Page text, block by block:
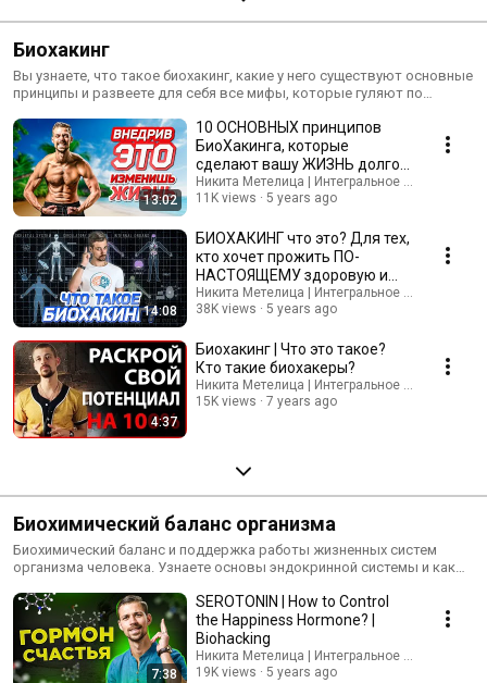
Биохакинг
Вы узнаете, что такое биохакинг, какие у него существуют основные
принципы и развеете для себя все мифы, которые гуляют по
счастливую жизнь, начните свой путь в биохакинге с этих видео.
13:02
10 ОСНОВНЫХ принципов
БиоХакинга, которые
сделают вашу ЖИЗНЬ долгой,
здоровой и энергичной
Никита Метелица | Интегральное Развитие
11K views
5 years ago
14:08
БИОХАКИНГ что это? Для тех,
кто хочет прожить ПО-
НАСТОЯЩЕМУ здоровую и
счастливую жизнь
Никита Метелица | Интегральное Развитие
38K views
5 years ago
4:37
Биохакинг | Что это такое?
Кто такие биохакеры?
Никита Метелица | Интегральное Развитие
15K views
7 years ago
Биохимический баланс организма
Биохимический баланс и поддержка работы жизненных систем
организма человека. Узнаете основы эндокринной системы и как
косметические средства ухода за кожей. Как поддерживать
чистоту и здоровье кровеносной системы человека.
7:38
SEROTONIN | How to Control
the Happiness Hormone? |
Biohacking
Никита Метелица | Интегральное Развитие
19K views
5 years ago